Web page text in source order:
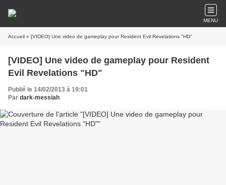
MENU
Accueil » [VIDEO] Une video de gameplay pour Resident Evil Revelations "HD"
[VIDEO] Une video de gameplay pour Resident
Evil Revelations "HD"
Publié le 14/02/2013 à 19:01
Par dark-messiah